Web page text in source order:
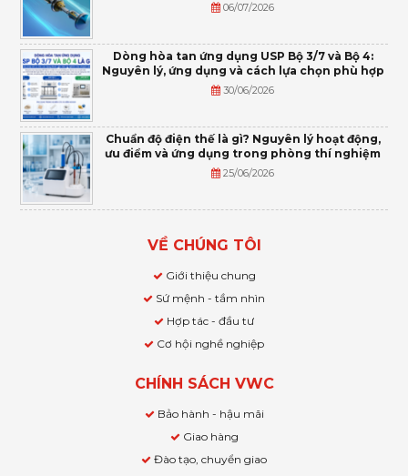
06/07/2026
Dòng hòa tan ứng dụng USP Bộ 3/7 và Bộ 4:
Nguyên lý, ứng dụng và cách lựa chọn phù hợp
30/06/2026
Chuẩn độ điện thế là gì? Nguyên lý hoạt động,
ưu điểm và ứng dụng trong phòng thí nghiệm
25/06/2026
VỀ CHÚNG TÔI
Giới thiệu chung
Sứ mệnh - tầm nhìn
Hợp tác - đầu tư
Cơ hội nghề nghiệp
CHÍNH SÁCH VWC
Bảo hành - hậu mãi
Giao hàng
Đào tạo, chuyển giao